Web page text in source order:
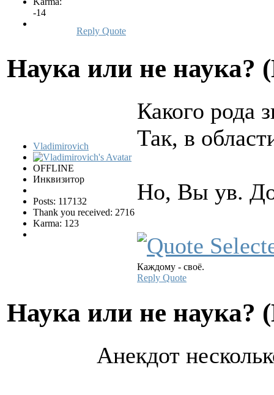
-14
Reply Quote
Hаука или не наука?
Vladimirovich
OFFLINE
Инквизитор
Posts: 117132
Thank you received: 2716
Karma: 123
Какого рода
Так, в
Но, Вы ув.
Каждому - своё.
Reply Quote
Hаука или не наука?
Анекдот